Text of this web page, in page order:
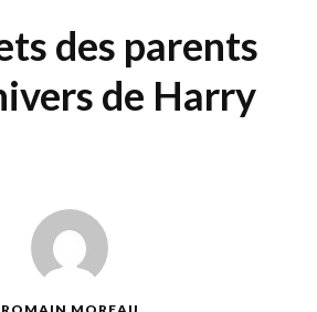
des parents
de Harry